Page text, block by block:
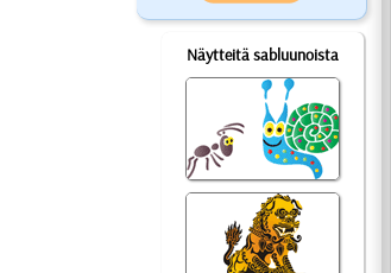
Näytteitä sabluunoista